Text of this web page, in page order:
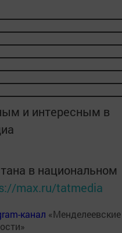
и интересным в
в национальном
max.ru/tatmedia
канал «Менделеевские